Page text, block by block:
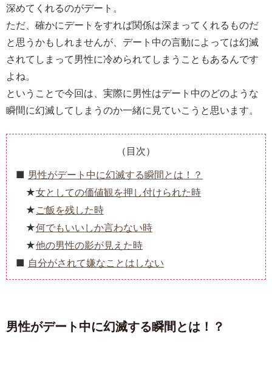
深めてくれるのがデート。
ただ、確かにデートをすれば関係は深まってくれるものだ
と思うかもしれませんが、デート中の言動によっては幻滅
されてしまって男性に冷められてしまうこともあるんです
よね。
ということで今回は、実際に男性はデート中のどのような
瞬間に幻滅してしまうのか一緒に見ていこうと思います。
（目次）
男性がデート中に幻滅する瞬間とは！？
女としての価値観を押し付けられた時
ご飯を残した時
何でもいいしか言わない時
他の男性の影が見えた時
自分がされて嫌なことはしない
男性がデート中に幻滅する瞬間とは！？